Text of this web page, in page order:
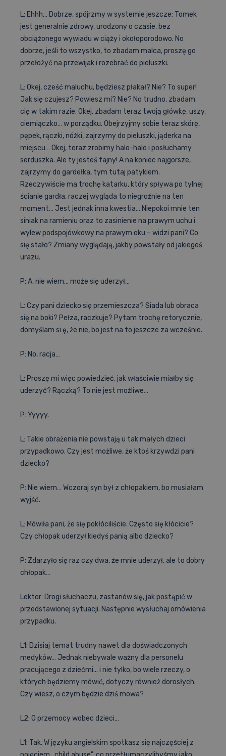
L: Ehhh… Dobrze, spójrzmy w systemie jeszcze: Tomek
jest generalnie zdrowy, urodzony o czasie, bez
obciążonego wywiadu w ciąży i okołoporodowo. No
dobrze, jeśli to wszystko, to zbadam malca, proszę go
przełożyć na przewijak i rozebrać do pieluszki.
L: Okej, cześć maluchu, będziesz płakał? Nie? To super!
Jak się czujesz? Powiesz mi? Nie? No trudno, zbadam
cię w takim razie. Okej, zbadam teraz twoją główkę, uszy,
ciemiączko… w porządku. Obejrzyjmy sobie teraz skórę,
pępek, rączki, nóżki, zajrzymy do pieluszki, jąderka na
miejscu… Okej, teraz zrobimy halo-halo i posłuchamy
serduszka. Ale ty jesteś fajny! A na koniec najgorsze,
zajrzymy do gardełka, tym tutaj patykiem.
Rzeczywiście ma trochę katarku, który spływa po tylnej
ścianie gardła, raczej wygląda to niegroźnie na ten
moment… Jest jednak inna kwestia… Niepokoi mnie ten
siniak na ramieniu oraz to zasinienie na prawym uchu i
wylew podspojówkowy na prawym oku – widzi pani? Co
się stało? Zmiany wyglądają, jakby powstały od jakiegoś
urazu.
P: A, nie wiem… może się uderzył…
L: Czy pani dziecko się przemieszcza? Siada lub obraca
się na boki? Pełza, raczkuje? Pytam trochę retorycznie,
domyślam si ę, że nie, bo jest na to jeszcze za wcześnie.
P: No, racja…
L: Proszę mi więc powiedzieć, jak właściwie miałby się
uderzyć? Rączką? To nie jest możliwe…
P: Yyyyy.
L: Takie obrażenia nie powstają u tak małych dzieci
przypadkowo. Czy jest możliwe, że ktoś krzywdzi pani
dziecko?
P: Nie wiem… Wczoraj syn był z chłopakiem, bo musiałam
wyjść.
L: Mówiła pani, że się pokłóciliście. Często się kłócicie?
Czy chłopak uderzył kiedyś panią albo dziecko?
P: Zdarzyło się raz czy dwa, że mnie uderzył, ale to dobry
chłopak…
Lektor: Drogi słuchaczu, zastanów się, jak postąpić w
przedstawionej sytuacji. Następnie wysłuchaj omówienia
przypadku.
L1: Dzisiaj temat trudny nawet dla doświadczonych
medyków… Jednak niebywale ważny dla personelu
pracującego z dziećmi... i nie tylko, bo wiele rzeczy, o
których będziemy mówić, dotyczy również dorosłych.
Czy wiesz, o czym będzie dziś mowa?
L2: O przemocy wobec dzieci…
L1: Tak. W języku angielskim spotkasz się najczęściej z